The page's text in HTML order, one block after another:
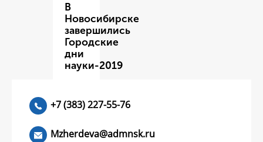
В
Новосибирске
завершились
Городские
дни
науки-2019
+7 (383) 227-55-76
Mzherdeva@admnsk.ru